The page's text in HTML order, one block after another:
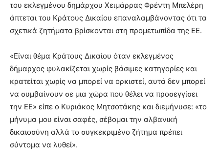
του εκλεγμένου δημάρχου Χειμάρρας Φρέντη Μπελέρη
άπτεται του Κράτους Δικαίου επαναλαμβάνοντας ότι τα
σχετικά ζητήματα βρίσκονται στη προμετωπίδα της ΕΕ.
«Είναι θέμα Κράτους Δικαίου όταν εκλεγμένος
δήμαρχος φυλακίζεται χωρίς βάσιμες κατηγορίες και
κρατείται χωρίς να μπορεί να ορκιστεί, αυτά δεν μπορεί
να συμβαίνουν σε μια χώρα που θέλει να προσεγγίσει
την ΕΕ» είπε ο Κυριάκος Μητσοτάκης και διεμήνυσε: «το
μήνυμα μου είναι σαφές, σέβομαι την αλβανική
δικαιοσύνη αλλά το συγκεκριμένο ζήτημα πρέπει
σύντομα να λυθεί».